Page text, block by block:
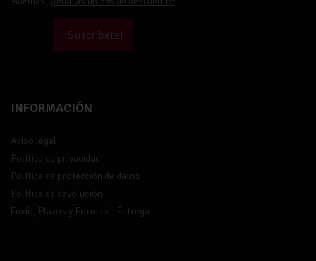
¡Suscríbete!
INFORMACIÓN
Aviso legal
Política de privacidad
Política de protección de datos
Política de devolución
Envío, Plazos y Forma de Entrega